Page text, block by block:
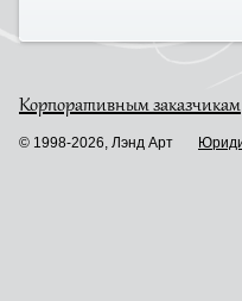
Корпоративным заказчикам
© 1998-2026, Лэнд Арт